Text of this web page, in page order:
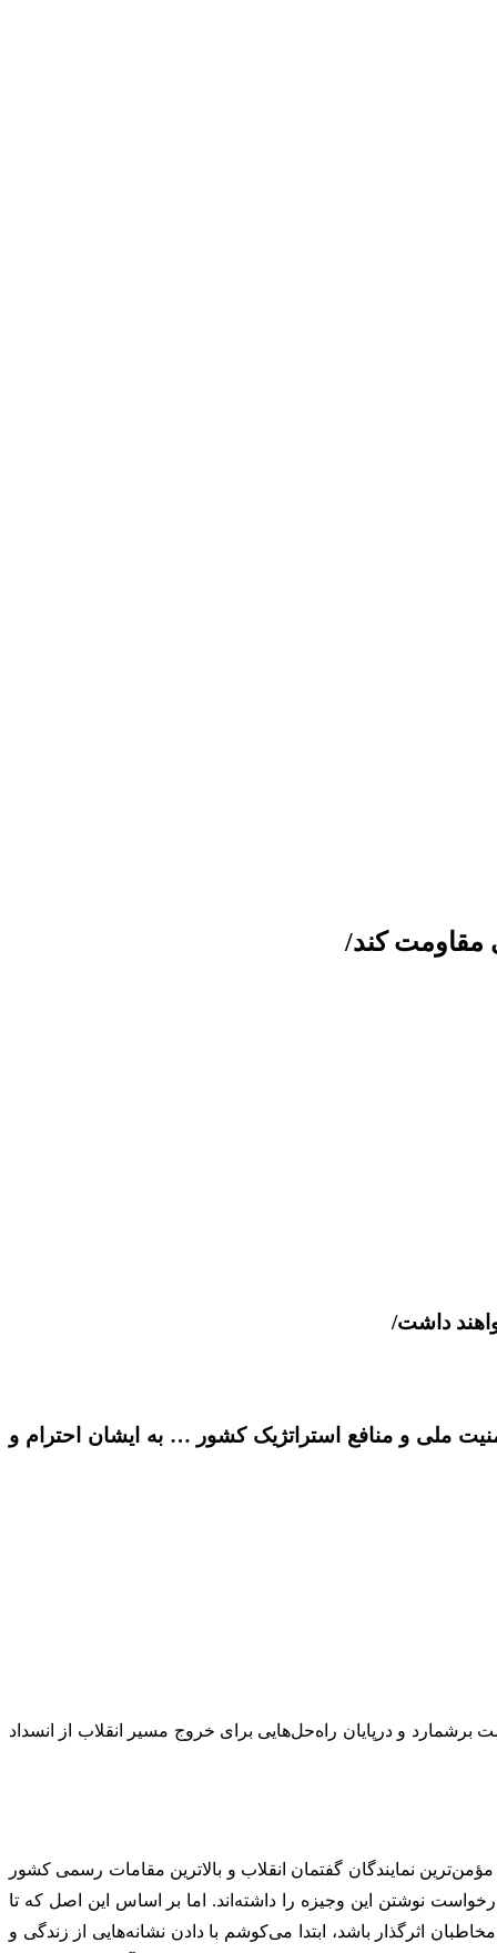
مقاومت کند/
داشت/
ملی و منافع استراتژیک کشور … به ایشان احترام و
و درپایان راه‌حل‌هایی برای خروج مسیر انقلاب از انسداد
نمایندگان گفتمان انقلاب و بالاترین مقامات رسمی کشور
نوشتن این وجیزه را داشته‌اند. اما بر اساس این اصل که تا
اثرگذار باشد، ابتدا می‌کوشم با دادن نشانه‌هایی از زندگی و